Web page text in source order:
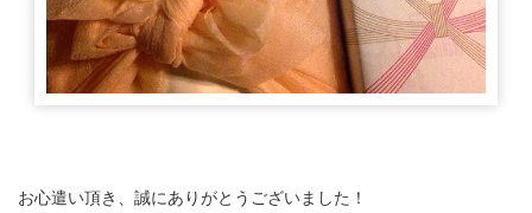
お心遣い頂き、誠にありがとうございました！